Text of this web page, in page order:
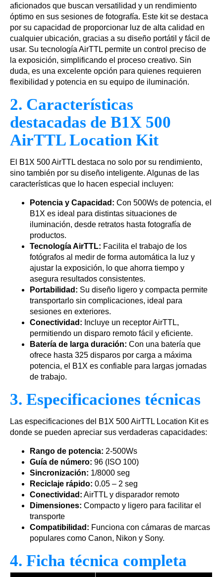
aficionados que buscan versatilidad y un rendimiento
óptimo en sus sesiones de fotografía. Este kit se destaca
por su capacidad de proporcionar luz de alta calidad en
cualquier ubicación, gracias a su diseño portátil y fácil de
usar. Su tecnología AirTTL permite un control preciso de
la exposición, simplificando el proceso creativo. Sin
duda, es una excelente opción para quienes requieren
flexibilidad y potencia en su equipo de iluminación.
2. Características
destacadas de B1X 500
AirTTL Location Kit
El B1X 500 AirTTL destaca no solo por su rendimiento,
sino también por su diseño inteligente. Algunas de las
características que lo hacen especial incluyen:
Potencia y Capacidad: Con 500Ws de potencia, el
B1X es ideal para distintas situaciones de
iluminación, desde retratos hasta fotografía de
productos.
Tecnología AirTTL: Facilita el trabajo de los
fotógrafos al medir de forma automática la luz y
ajustar la exposición, lo que ahorra tiempo y
asegura resultados consistentes.
Portabilidad: Su diseño ligero y compacta permite
transportarlo sin complicaciones, ideal para
sesiones en exteriores.
Conectividad: Incluye un receptor AirTTL,
permitiendo un disparo remoto fácil y eficiente.
Batería de larga duración: Con una batería que
ofrece hasta 325 disparos por carga a máxima
potencia, el B1X es confiable para largas jornadas
de trabajo.
3. Especificaciones técnicas
Las especificaciones del B1X 500 AirTTL Location Kit es
donde se pueden apreciar sus verdaderas capacidades:
Rango de potencia: 2-500Ws
Guía de número: 96 (ISO 100)
Sincronización: 1/8000 seg
Reciclaje rápido: 0.05 – 2 seg
Conectividad: AirTTL y disparador remoto
Dimensiones: Compacto y ligero para facilitar el
transporte
Compatibilidad: Funciona con cámaras de marcas
populares como Canon, Nikon y Sony.
4. Ficha técnica completa